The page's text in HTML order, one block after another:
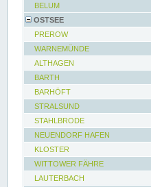
BELUM
OSTSEE
PREROW
WARNEMÜNDE
ALTHAGEN
BARTH
BARHÖFT
STRALSUND
STAHLBRODE
NEUENDORF HAFEN
KLOSTER
WITTOWER FÄHRE
LAUTERBACH